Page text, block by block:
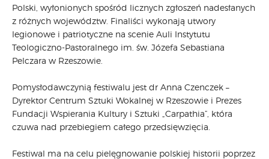
Polski, wyłonionych spośród licznych zgłoszeń nadesłanych
z różnych województw. Finaliści wykonają utwory
legionowe i patriotyczne na scenie Auli Instytutu
Teologiczno-Pastoralnego im. św. Józefa Sebastiana
Pelczara w Rzeszowie.
Pomysłodawczynią festiwalu jest dr Anna Czenczek –
Dyrektor Centrum Sztuki Wokalnej w Rzeszowie i Prezes
Fundacji Wspierania Kultury i Sztuki „Carpathia”, która
czuwa nad przebiegiem całego przedsięwzięcia.
Festiwal ma na celu pielęgnowanie polskiej historii poprzez